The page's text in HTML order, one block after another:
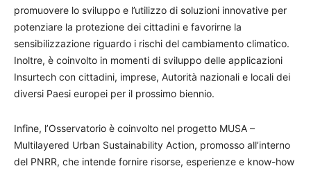
promuovere lo sviluppo e l’utilizzo di soluzioni innovative per
potenziare la protezione dei cittadini e favorirne la
sensibilizzazione riguardo i rischi del cambiamento climatico.
Inoltre, è coinvolto in momenti di sviluppo delle applicazioni
Insurtech con cittadini, imprese, Autorità nazionali e locali dei
diversi Paesi europei per il prossimo biennio.
Infine, l’Osservatorio è coinvolto nel progetto MUSA –
Multilayered Urban Sustainability Action, promosso all’interno
del PNRR, che intende fornire risorse, esperienze e know-how